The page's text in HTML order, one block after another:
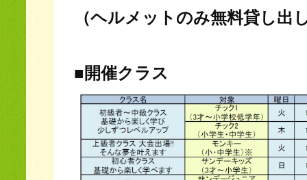
（ヘルメットのみ無料貸し出
■開催クラス